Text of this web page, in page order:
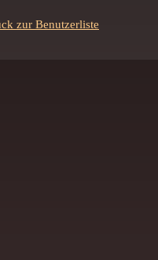
zur Benutzerliste